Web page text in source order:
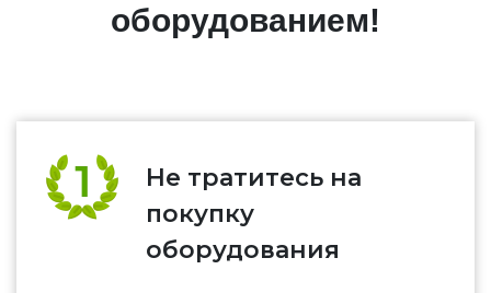
оборудованием!
Не тратитесь на
покупку
оборудования